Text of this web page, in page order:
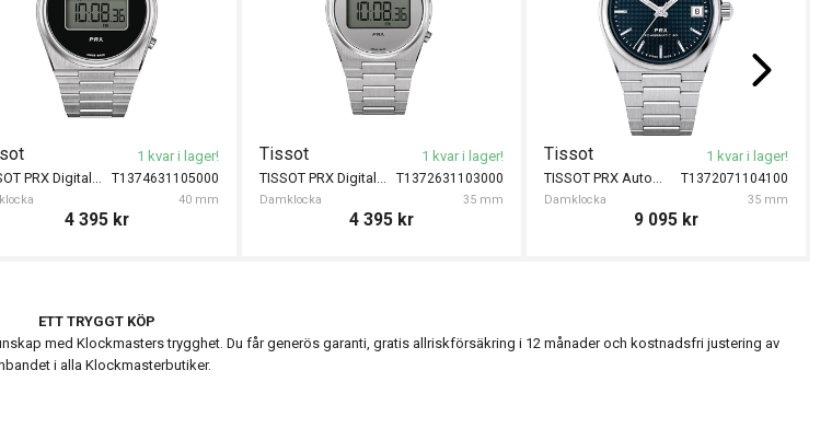
T1374631105000
40 mm
1 kvar i lager!
4 395 kr
T1372631103000
Tissot
Damklocka 35 mm
1 kvar i lager!
4 395 kr
T1372071104100
Tissot
Damklocka 35 mm
1 kvar i lager!
9 095 kr
ETT TRYGGT KÖP
med Klockmasters trygghet. Du får generös garanti, gratis allriskförsäkring i 12 månader och kostnadsfri justering av
i alla Klockmasterbutiker.